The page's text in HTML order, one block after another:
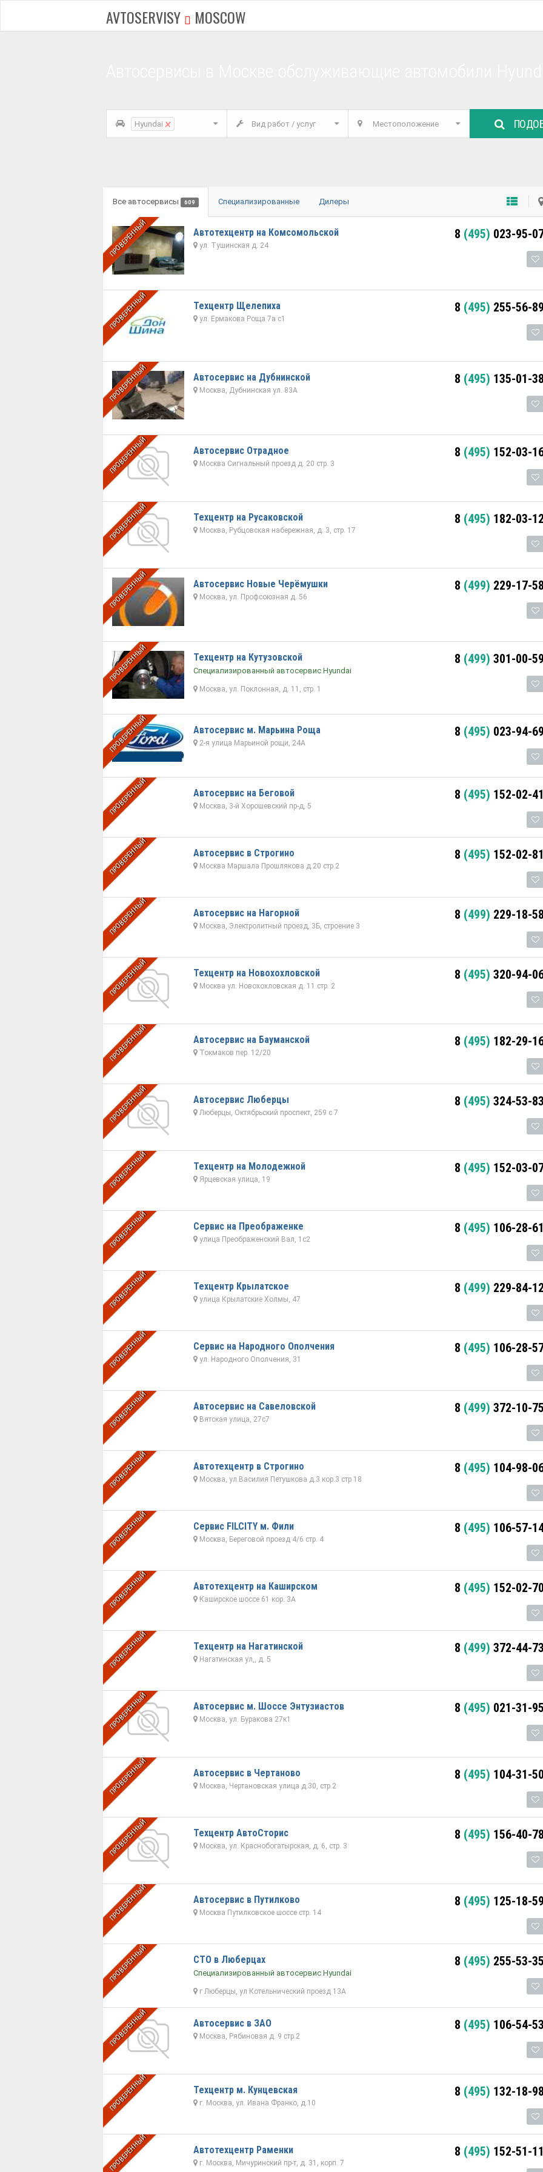
AVTOSERVISY MOSCOW
Hyundai × Вид работ / услуг Местоположение
Все автосервисы 609 Специализированные Дилеры
ПРОВЕРЕННЫЙ Автотехцентр на Комсомольской
ул. Тушинская д. 24
8 (495) 023-95-
ПРОВЕРЕННЫЙ Техцентр Щелепиха
ул. Ермакова Роща 7а с1
8 (495) 255-56-89
ПРОВЕРЕННЫЙ Автосервис на Дубнинской
Москва, Дубнинская ул. 83А
8 (495) 135-01-38
ПРОВЕРЕННЫЙ Автосервис Отрадное
Москва Сигнальный проезд д. 20 стр. 3
8 (495) 152-03-
ПРОВЕРЕННЫЙ Техцентр на Русаковской
Москва, Рубцовская набережная, д. 3, стр. 17
8 (495) 182-03-12
ПРОВЕРЕННЫЙ Автосервис Новые Черёмушки
Москва, ул. Профсоюзная д. 56
8 (499) 229-17-58
ПРОВЕРЕННЫЙ Техцентр на Кутузовской
Специализированный автосервис Hyundai
Москва, ул. Поклонная, д. 11, стр. 1
8 (499) 301-00-59
ПРОВЕРЕННЫЙ Автосервис м. Марьина Роща
2-я улица Марьиной рощи, 24А
8 (495) 023-94-69
ПРОВЕРЕННЫЙ Автосервис на Беговой
Москва, 3-й Хорошевский пр-д, 5
8 (495) 152-02-41
ПРОВЕРЕННЫЙ Автосервис в Строгино
Москва Маршала Прошлякова д.20 стр.2
8 (495) 152-02-81
ПРОВЕРЕННЫЙ Автосервис на Нагорной
Москва, Электролитный проезд, 3Б, строение 3
8 (499) 229-18-58
ПРОВЕРЕННЫЙ Техцентр на Новохохловской
Москва ул. Новохохловская д. 11 стр. 2
8 (495) 320-94-
ПРОВЕРЕННЫЙ Автосервис на Бауманской
Токмаков пер. 12/20
8 (495) 182-29-
ПРОВЕРЕННЫЙ Автосервис Люберцы
Люберцы, Октябрьский проспект, 259 с 7
8 (495) 324-53-83
ПРОВЕРЕННЫЙ Техцентр на Молодежной
Ярцевская улица, 19
8 (495) 152-03-
ПРОВЕРЕННЫЙ Сервис на Преображенке
улица Преображенский Вал, 1с2
8 (495) 106-28-61
ПРОВЕРЕННЫЙ Техцентр Крылатское
улица Крылатские Холмы, 47
8 (499) 229-84-12
ПРОВЕРЕННЫЙ Сервис на Народного Ополчения
ул. Народного Ополчения, 31
8 (495) 106-28-
ПРОВЕРЕННЫЙ Автосервис на Савеловской
Вятская улица, 27с7
8 (499) 372-10-75
ПРОВЕРЕННЫЙ Автотехцентр в Строгино
Москва, ул.Василия Петушкова д.3 кор.3 стр 18
8 (495) 104-98-
ПРОВЕРЕННЫЙ Сервис FILCITY м. Фили
Москва, Береговой проезд 4/6 стр. 4
8 (495) 106-57-
ПРОВЕРЕННЫЙ Автотехцентр на Каширском
Каширское шоссе 61 кор. 3А
8 (495) 152-02-70
ПРОВЕРЕННЫЙ Техцентр на Нагатинской
Нагатинская ул,, д. 5
8 (499) 372-44-73
ПРОВЕРЕННЫЙ Автосервис м. Шоссе Энтузиастов
Москва, ул. Буракова 27к1
8 (495) 021-31-95
ПРОВЕРЕННЫЙ Автосервис в Чертаново
Москва, Чертановская улица д.30, стр.2
8 (495) 104-31-50
ПРОВЕРЕННЫЙ Техцентр АвтоСторис
Москва, ул. Краснобогатырская, д. 6, стр. 3
8 (495) 156-40-78
ПРОВЕРЕННЫЙ Автосервис в Путилково
Москва Путилковское шоссе стр. 14
8 (495) 125-18-59
ПРОВЕРЕННЫЙ СТО в Люберцах
Специализированный автосервис Hyundai
г Люберцы, ул Котельнический проезд 13А
8 (495) 255-53-35
ПРОВЕРЕННЫЙ Автосервис в ЗАО
Москва, Рябиновая д. 9 стр.2
8 (495) 106-54-53
ПРОВЕРЕННЫЙ Техцентр м. Кунцевская
г. Москва, ул. Ивана Франко, д.10
8 (495) 132-18-98
ПРОВЕРЕННЫЙ Автотехцентр Раменки
г. Москва, Мичуринский пр-т, д. 31, корп. 7
8 (495) 152-51-11